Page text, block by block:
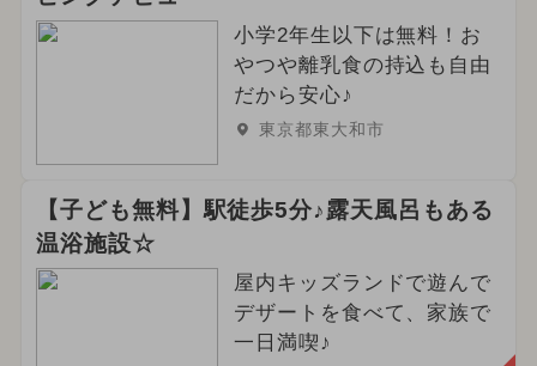
小学2年生以下は無料！お
やつや離乳食の持込も自由
だから安心♪
東京都東大和市
【子ども無料】駅徒歩5分♪露天風呂もある
温浴施設☆
屋内キッズランドで遊んで
デザートを食べて、家族で
一日満喫♪